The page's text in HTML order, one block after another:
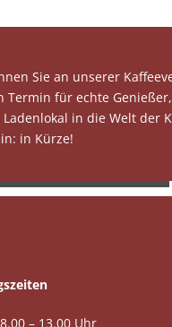
Sie an unserer
Termin für echte
in die Welt der
in Kürze!
– 13.00 Uhr